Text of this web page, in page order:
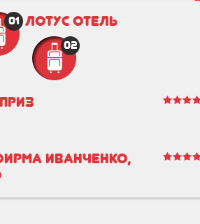
01 Лотус отель
02
Иванченко,